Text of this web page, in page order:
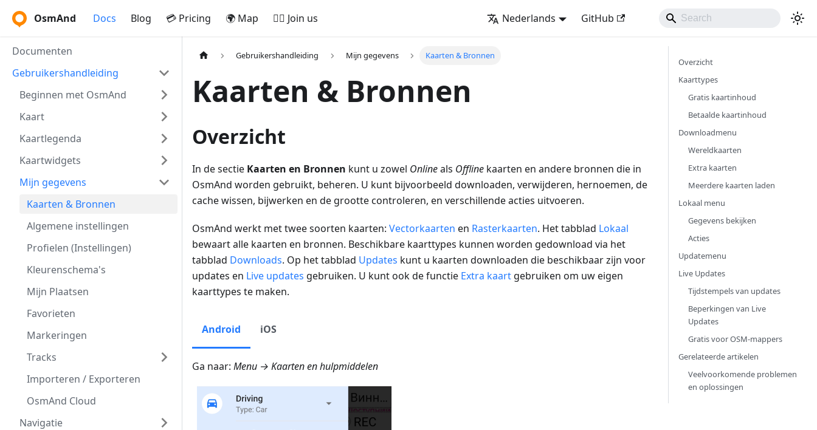
OsmAnd Docs Blog 💳 Pricing 🌍 Map 🚵‍♂️ Join us Nederlands GitHub
Documenten
Gebruikershandleiding
Beginnen met OsmAnd
Kaart
Kaartlegenda
Kaartwidgets
Mijn gegevens
Kaarten & Bronnen
Algemene instellingen
Profielen (Instellingen)
Kleurenschema's
Mijn Plaatsen
Favorieten
Markeringen
Tracks
Importeren / Exporteren
OsmAnd Cloud
Navigatie
Gebruikershandleiding Mijn gegevens Kaarten & Bronnen
Kaarten & Bronnen
Overzicht
In de sectie Kaarten en Bronnen kunt u zowel Onlineals Offline kaarten en andere bronnen die in
OsmAnd worden gebruikt, beheren. U kunt bijvoorbeeld downloaden, verwijderen, hernoemen, de
cache wissen, bijwerken en de grootte controleren, en verschillende acties uitvoeren.
OsmAnd werkt met twee soorten kaarten: Vectorkaarten en Rasterkaarten. Het tabblad Lokaal
bewaart alle kaarten en bronnen. Beschikbare kaarttypes kunnen worden gedownload via het
tabblad Downloads. Op het tabblad Updates kunt u kaarten downloaden die beschikbaar zijn voor
updates en Live updates gebruiken. U kunt ook de functie Extra kaart gebruiken om uw eigen
kaarttypes te maken.
Android iOS
Ga naar: Menu → Kaarten en hulpmiddelen
Overzicht
Kaarttypes
Gratis kaartinhoud
Betaalde kaartinhoud
Downloadmenu
Wereldkaarten
Extra kaarten
Meerdere kaarten laden
Lokaal menu
Gegevens bekijken
Acties
Updatemenu
Live Updates
Tijdstempels van updates
Beperkingen van Live
Updates
Gratis voor OSM-mappers
Gerelateerde artikelen
Veelvoorkomende problemen
en oplossingen